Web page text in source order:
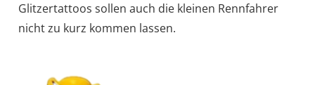
Glitzertattoos sollen auch die kleinen Rennfahrer
nicht zu kurz kommen lassen.